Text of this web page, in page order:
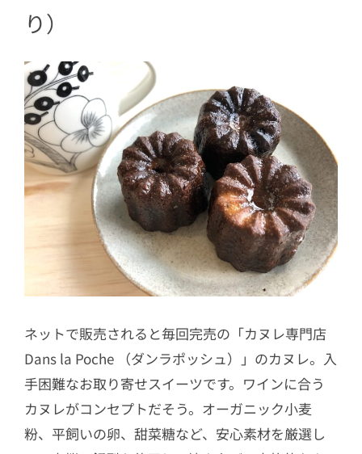
り）
ネットで販売されると毎回完売の「カヌレ専門店
Dans la Poche （ダンラポッシュ）」のカヌレ。入
手困難なお取り寄せスイーツです。ワインに合う
カヌレがコンセプトだそう。オーガニック小麦
粉、平飼いの卵、甜菜糖など、安心素材を厳選し